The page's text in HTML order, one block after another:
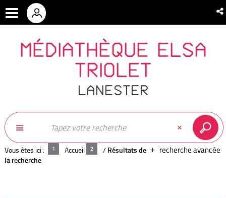
MÉDIATHÈQUE ELSA
TRIOLET
LANESTER
recherche avancée
Vous êtes ici : Accueil / Résultats de
la recherche